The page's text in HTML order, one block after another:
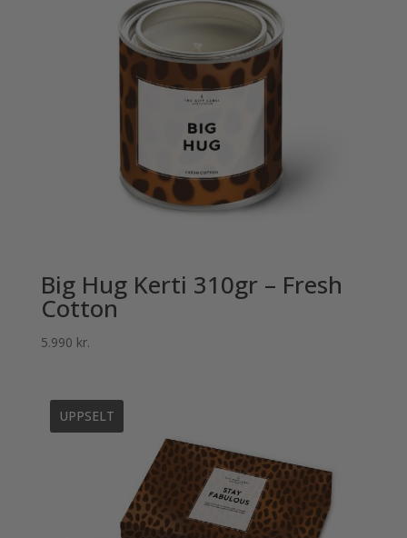
Big Hug Kerti 310gr – Fresh
Cotton
5.990 kr.